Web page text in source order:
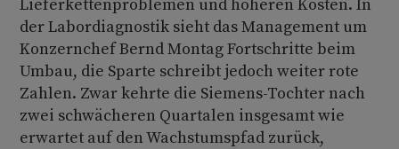
Lieferkettenproblemen und höheren Kosten. In
der Labordiagnostik sieht das Management um
Konzernchef Bernd Montag Fortschritte beim
Umbau, die Sparte schreibt jedoch weiter rote
Zahlen. Zwar kehrte die Siemens-Tochter nach
zwei schwächeren Quartalen insgesamt wie
erwartet auf den Wachstumspfad zurück,